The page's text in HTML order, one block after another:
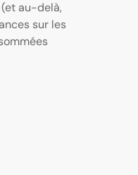
au-delà,
sur les